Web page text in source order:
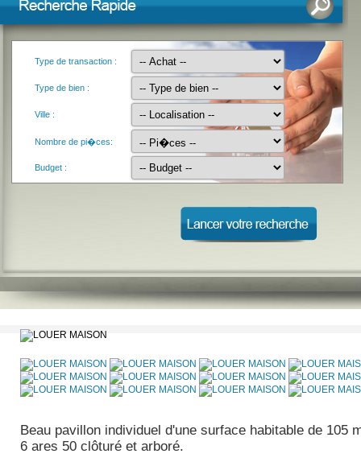
Type de transaction :
Type de bien :
Ville :
Nombre de pi�ces:
Budget :
Beau pavillon individuel d'une surface habitable de 105
6 ares 50 clôturé et arboré.